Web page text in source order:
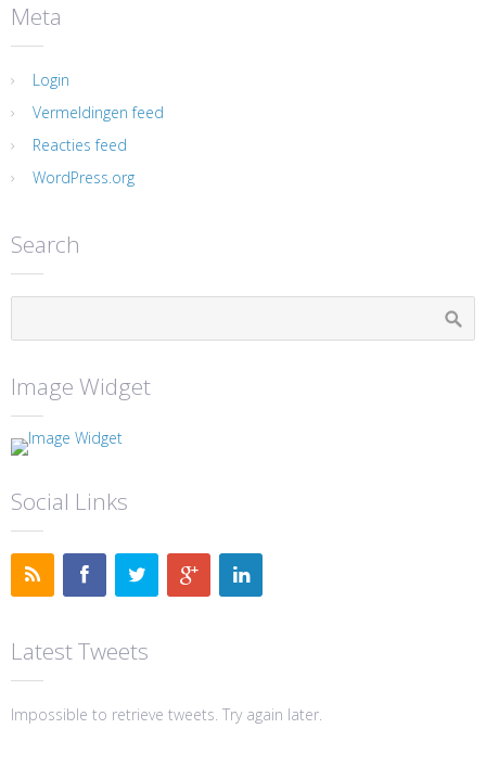
Meta
Login
Vermeldingen feed
Reacties feed
WordPress.org
Search
Image Widget
Social Links
Latest Tweets
Impossible to retrieve tweets. Try again later.